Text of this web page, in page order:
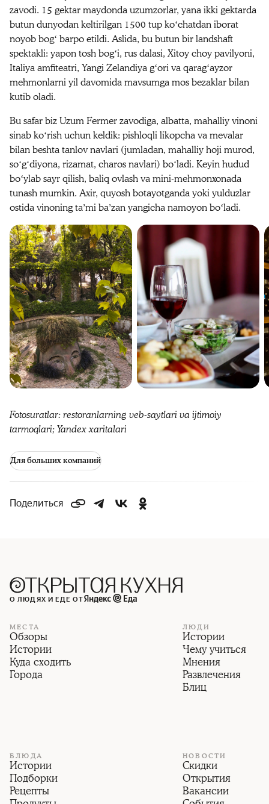
zavodi. 15 gektar maydonda uzumzorlar, yana ikki gektarda
butun dunyodan keltirilgan 1500 tup koʻchatdan iborat
noyob bogʻ barpo etildi. Aslida, bu butun bir landshaft
spektakli: yapon tosh bogʻi, rus dalasi, Xitoy choy pavilyoni,
Italiya amfiteatri, Yangi Zelandiya gʻori va qaragʻayzor
mehmonlarni yil davomida mavsumga mos bezaklar bilan
kutib oladi.
Bu safar biz Uzum Fermer zavodiga, albatta, mahalliy vinoni
sinab koʻrish uchun keldik: pishloqli likopcha va mevalar
bilan beshta tanlov navlari (jumladan, mahalliy hoji murod,
soʻgʻdiyona, rizamat, charos navlari) boʻladi. Keyin hudud
boʻylab sayr qilish, baliq ovlash va mini-mehmonxonada
tunash mumkin. Axir, quyosh botayotganda yoki yulduzlar
ostida vinoning taʼmi baʼzan yangicha namoyon boʻladi.
Fotosuratlar: restoranlarning veb-saytlari va ijtimoiy
tarmoqlari; Yandex xaritalari
Для больших компаний
Поделиться
О ЛЮДЯХ И ЕДЕ ОТ
МЕСТА
Обзоры
Истории
Куда сходить
Города
ЛЮДИ
Истории
Чему учиться
Мнения
Развлечения
Блиц
БЛЮДА
Истории
Подборки
Рецепты
НОВОСТИ
Скидки
Открытия
Вакансии